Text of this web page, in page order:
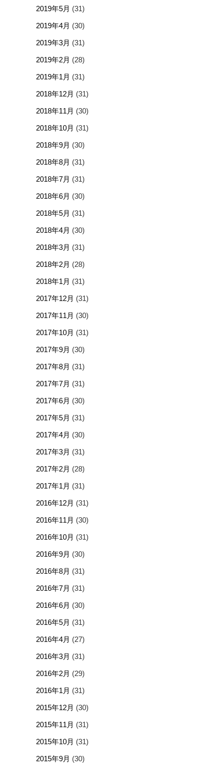
2019年5月 (31)
2019年4月 (30)
2019年3月 (31)
2019年2月 (28)
2019年1月 (31)
2018年12月 (31)
2018年11月 (30)
2018年10月 (31)
2018年9月 (30)
2018年8月 (31)
2018年7月 (31)
2018年6月 (30)
2018年5月 (31)
2018年4月 (30)
2018年3月 (31)
2018年2月 (28)
2018年1月 (31)
2017年12月 (31)
2017年11月 (30)
2017年10月 (31)
2017年9月 (30)
2017年8月 (31)
2017年7月 (31)
2017年6月 (30)
2017年5月 (31)
2017年4月 (30)
2017年3月 (31)
2017年2月 (28)
2017年1月 (31)
2016年12月 (31)
2016年11月 (30)
2016年10月 (31)
2016年9月 (30)
2016年8月 (31)
2016年7月 (31)
2016年6月 (30)
2016年5月 (31)
2016年4月 (27)
2016年3月 (31)
2016年2月 (29)
2016年1月 (31)
2015年12月 (30)
2015年11月 (31)
2015年10月 (31)
2015年9月 (30)